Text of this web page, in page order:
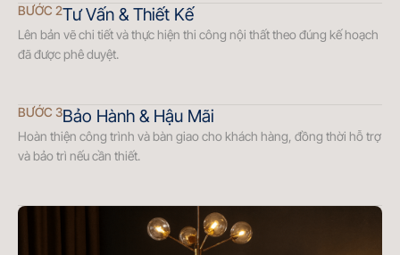
BƯỚC 2Tư Vấn & Thiết Kế
Lên bản vẽ chi tiết và thực hiện thi công nội thất theo đúng kế hoạch
đã được phê duyệt.
BƯỚC 3Bảo Hành & Hậu Mãi
Hoàn thiện công trình và bàn giao cho khách hàng, đồng thời hỗ trợ
và bảo trì nếu cần thiết.